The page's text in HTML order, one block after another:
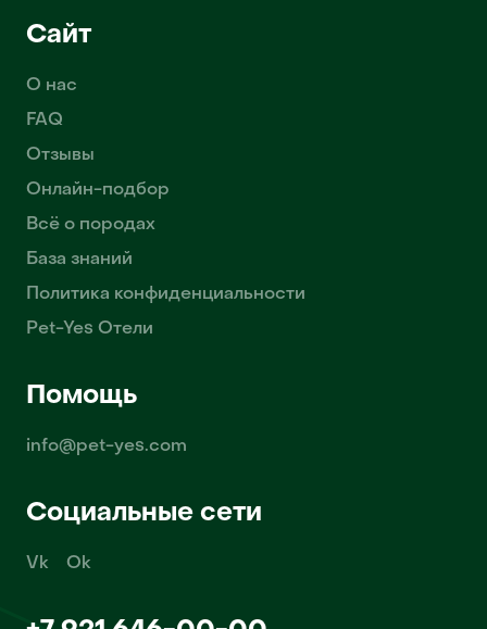
Сайт
О нас
FAQ
Отзывы
Онлайн-подбор
Всё о породах
База знаний
Политика конфиденциальности
Pet-Yes Отели
Помощь
info@pet-yes.com
Социальные сети
Vk Ok